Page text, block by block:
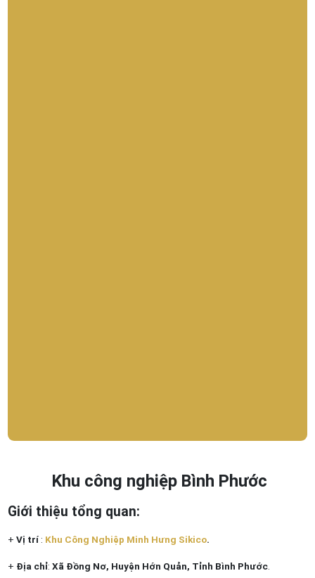
Khu công nghiệp Bình Phước
Giới thiệu tổng quan:
+ Vị trí: Khu Công Nghiệp Minh Hưng Sikico.
+ Địa chỉ: Xã Đồng Nơ, Huyện Hớn Quản, Tỉnh Bình Phước.